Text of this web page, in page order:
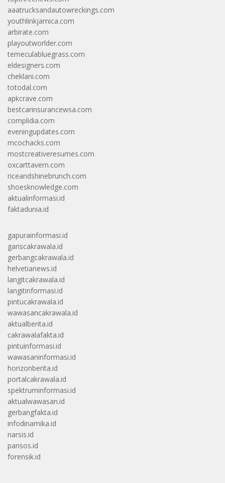
aaatrucksandautowreckings.com
youthlinkjamica.com
arbirate.com
playoutworlder.com
temeculabluegrass.com
eldesigners.com
cheklani.com
totodal.com
apkcrave.com
bestcarinsurancewsa.com
complidia.com
eveningupdates.com
mcochacks.com
mostcreativeresumes.com
oxcarttavern.com
riceandshinebrunch.com
shoesknowledge.com
aktualinformasi.id
faktadunia.id
gapurainformasi.id
gariscakrawala.id
gerbangcakrawala.id
helvetianews.id
langitcakrawala.id
langitinformasi.id
pintucakrawala.id
wawasancakrawala.id
aktualberita.id
cakrawalafakta.id
pintuinformasi.id
wawasaninformasi.id
horizonberita.id
portalcakrawala.id
spektruminformasi.id
aktualwawasan.id
gerbangfakta.id
infodinamika.id
narsis.id
pansos.id
forensik.id